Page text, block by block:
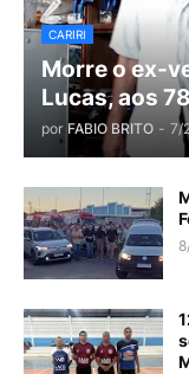
CARIRI
Morre o ex-
Lucas, aos
por FABIO BRITO - 7/